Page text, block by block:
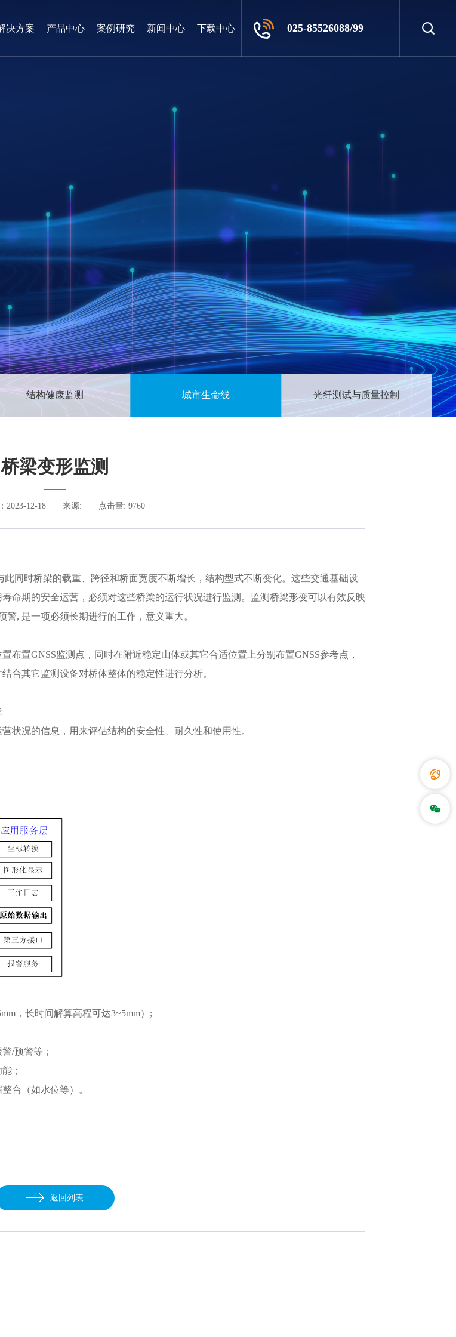
025-85526088/99
决方案 产品中心 案例研究 新闻中心 下载中心
结构健康监测 城市生命线 光纤测试与质量控制
桥梁变形监测
2023-12-18 来源: 点击量: 9760
同时桥梁的载重、跨径和桥面宽度不断增长，结构型式不断变化。这些交通基础设
命期的安全运营，必须对这些桥梁的运行状况进行监测。监测桥梁形变可以有效反映
, 是一项必须长期进行的工作，意义重大。
布置GNSS监测点，同时在附近稳定山体或其它合适位置上分别布置GNSS参考点，
合其它监测设备对桥体整体的稳定性进行分析。
状况的信息，用来评估结构的安全性、耐久性和使用性。
，长时间解算高程可达3~5mm）;
/预警等；
；
合（如水位等）。
返回列表